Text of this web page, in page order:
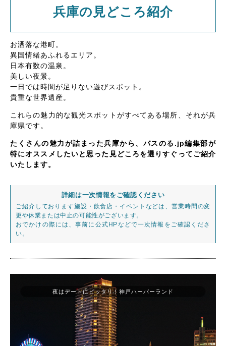
兵庫の見どころ紹介
お洒落な港町。
異国情緒あふれるエリア。
日本有数の温泉。
美しい夜景。
一日では時間が足りない遊びスポット。
貴重な世界遺産。
これらの魅力的な観光スポットがすべてある場所、それが兵
庫県です。
たくさんの魅力が詰まった兵庫から、バスのる.jp編集部が
特にオススメしたいと思った見どころを選りすぐってご紹介
いたします。
詳細は一次情報をご確認ください
ご紹介しております施設・飲食店・イベントなどは、営業時間の変
更や休業または中止の可能性がございます。
おでかけの際には、事前に公式HPなどで一次情報をご確認くださ
い。
夜はデートにピッタリ！神戸ハーバーランド